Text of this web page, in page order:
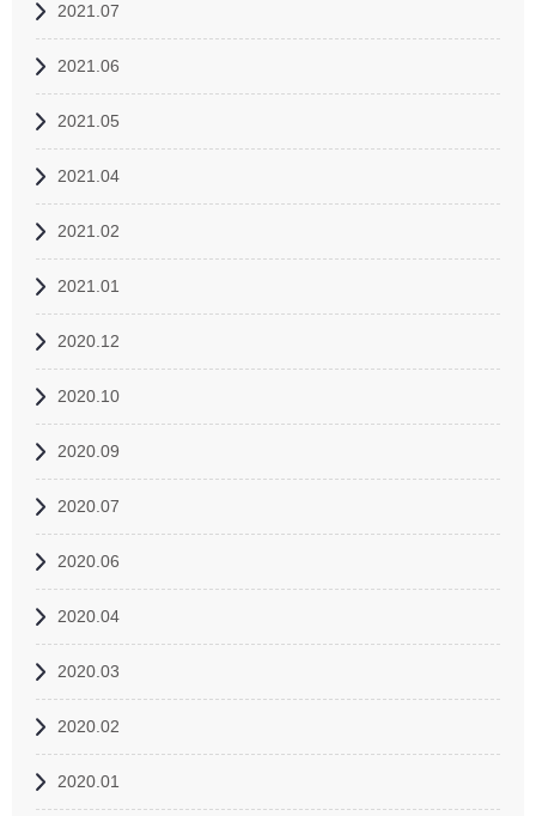
2021.07
2021.06
2021.05
2021.04
2021.02
2021.01
2020.12
2020.10
2020.09
2020.07
2020.06
2020.04
2020.03
2020.02
2020.01